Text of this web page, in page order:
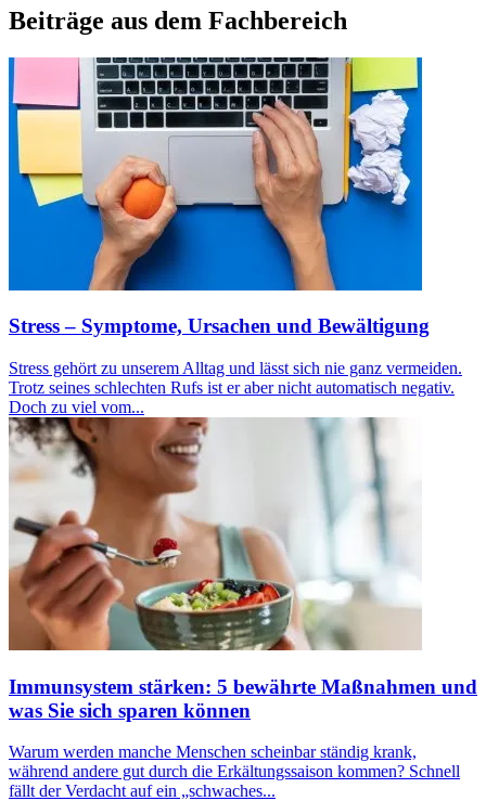
Beiträge aus dem Fachbereich
Stress – Symptome, Ursachen und Bewältigung
Stress gehört zu unserem Alltag und lässt sich nie ganz vermeiden.
Trotz seines schlechten Rufs ist er aber nicht automatisch negativ.
Doch zu viel vom...
Immunsystem stärken: 5 bewährte Maßnahmen und
was Sie sich sparen können
Warum werden manche Menschen scheinbar ständig krank,
während andere gut durch die Erkältungssaison kommen? Schnell
fällt der Verdacht auf ein „schwaches...